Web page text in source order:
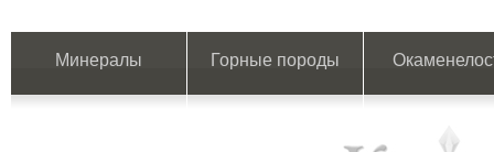
Минералы Горные породы